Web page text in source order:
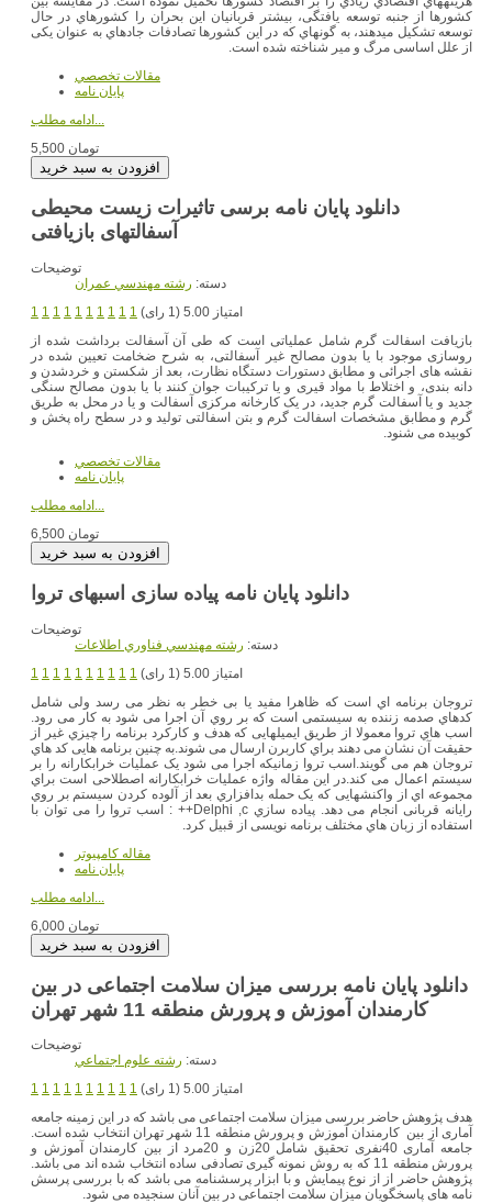
کشورها از جنبه توسعه یافتگی، بیشتر قربانیان این بحران را کشورهاي در حال
توسعه تشکیل میدهند، به گونهاي که در این کشورها تصادفات جادهاي به عنوان یکی
از علل اساسی مرگ و میر شناخته شده است.
مقالات تخصصي
پایان نامه
ادامه مطلب...
5,500 تومان
دانلود پایان نامه برسی تاثیرات زیست محیطی
آسفالتهای بازیافتی
توضیحات
دسته: رشته مهندسي عمران
1 1 1 1 1 1 1 1 1 1
امتیاز 5.00 (1 رای)
بازیافت اسفالت گرم شامل عملیاتی است که طی آن آسفالت برداشت شده از
روسازی موجود با یا بدون مصالح غیر آسفالتی، به شرح ضخامت تعیین شده در
نقشه های اجرائی و مطابق دستورات دستگاه نظارت، بعد از شکستن و خردشدن و
دانه بندی، و اختلاط با مواد قیری و یا ترکیبات جوان کنند با یا بدون مصالح سنگی
جدید و یا آسفالت گرم جدید، در یک کارخانه مرکزی آسفالت و یا در محل به طریق
گرم و مطابق مشخصات اسفالت گرم و بتن اسفالتی تولید و در سطح راه پخش و
کوبیده می شنود.
مقالات تخصصي
پایان نامه
6,500 تومان
دانلود پایان نامه پیاده سازی اسبهای تروا
توضیحات
دسته: رشته مهندسي فناوري اطلاعات
1 1 1 1 1 1 1 1 1 1
امتیاز 5.00 (1 رای)
تروجان برنامه اي است که ظاهرا مفید یا بی خطر به نظر می رسد ولی شامل
کدهاي صدمه زننده به سیستمی است که بر روي آن اجرا می شود به کار می رود.
اسب هاي تروا معمولا از طریق ایمیلهایی که هدف و کارکرد برنامه را چیزي غیر از
حقیقت آن نشان می دهند براي کاربرن ارسال می شوند.به چنین برنامه هایی کد هاي
تروجان هم می گویند.اسب تروا زمانیکه اجرا می شود یک عملیات خرابکارانه را بر
سیستم اعمال می کند.در این مقاله واژه عملیات خرابکارانه اصطلاحی است براي
مجموعه اي از واکنشهایی که یک حمله بدافزاري بعد از آلوده کردن سیستم بر روي
رایانه قربانی انجام می دهد. پیاده سازي Delphi ,c++ : اسب تروا را می توان با
استفاده از زبان هاي مختلف برنامه نویسی از قبیل کرد.
مقاله کامپیوتر
پایان نامه
6,000 تومان
دانلود پایان نامه بررسی میزان سلامت اجتماعی در بین
کارمندان آموزش و پرورش منطقه 11 شهر تهران
توضیحات
دسته: رشته علوم اجتماعي
1 1 1 1 1 1 1 1 1 1
امتیاز 5.00 (1 رای)
هدف پژوهش حاضر بررسی میزان سلامت اجتماعی می باشد که در این زمینه جامعه
آماری از بین کارمندان آموزش و پرورش منطقه 11 شهر تهران انتخاب شده است.
جامعه آماری 40نفری تحقیق شامل 20زن و 20مرد از بین کارمندان آموزش و
پرورش منطقه 11 که به روش نمونه گیری تصادفی ساده انتخاب شده اند می باشد.
پژوهش حاضر از از نوع پیمایش و با ابزار پرسشنامه می باشد که با بررسی پرسش
نامه های پاسخگویان میزان سلامت اجتماعی در بین آنان سنجیده می شود.